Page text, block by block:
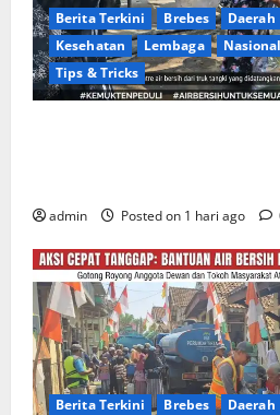
Berita Terkini Brebes Daerah
Kesehatan
Lembaga Nasional
Tips & Tricks
admin Posted on 1 hari ago
Berita Terkini Brebes Daerah